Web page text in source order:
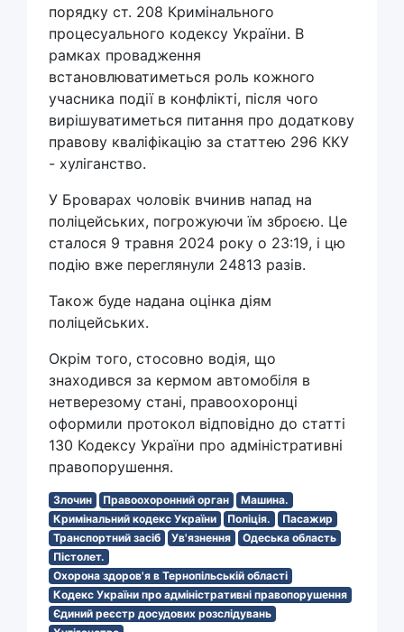
порядку ст. 208 Кримінального
процесуального кодексу України. В
рамках провадження
встановлюватиметься роль кожного
учасника події в конфлікті, після чого
вирішуватиметься питання про додаткову
правову кваліфікацію за статтею 296 ККУ
- хуліганство.
У Броварах чоловік вчинив напад на
поліцейських, погрожуючи їм зброєю. Це
сталося 9 травня 2024 року о 23:19, і цю
подію вже переглянули 24813 разів.
Також буде надана оцінка діям
поліцейських.
Окрім того, стосовно водія, що
знаходився за кермом автомобіля в
нетверезому стані, правоохоронці
оформили протокол відповідно до статті
130 Кодексу України про адміністративні
правопорушення.
Злочин Правоохоронний орган
Машина.
Кримінальний кодекс України
Поліція.
Пасажир
Транспортний засіб
Ув'язнення
Одеська область
Пістолет.
Охорона здоров'я в Тернопільській області
Кодекс України про адміністративні правопорушення
Єдиний реєстр досудових розслідувань